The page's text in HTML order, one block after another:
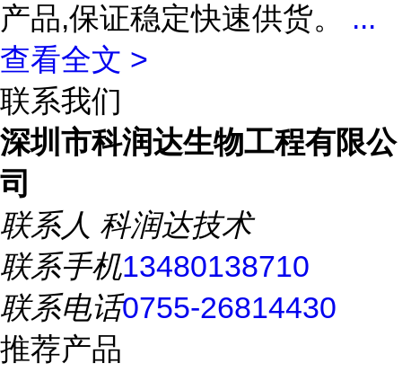
产品,保证稳定快速供货。 ...
查看全文 >
联系我们
深圳市科润达生物工程有限公
司
联系人 科润达技术
联系手机13480138710
联系电话0755-26814430
推荐产品